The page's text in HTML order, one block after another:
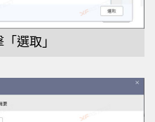
選取」